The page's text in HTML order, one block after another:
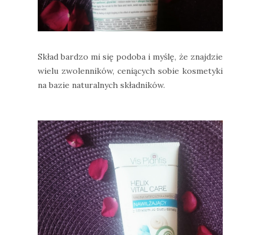
Skład bardzo mi się podoba i myślę, że znajdzie
wielu zwolenników, ceniących sobie kosmetyki
na bazie naturalnych składników.